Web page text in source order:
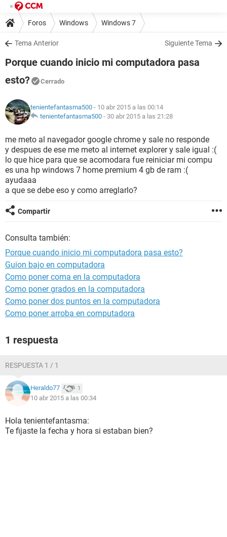
Foros Windows Windows 7
Tema Anterior Siguiente Tema
Porque cuando inicio mi computadora pasa
esto?
Cerrado
tenientefantasma500 - 10 abr 2015 a las 00:14
tenientefantasma500 - 30 abr 2015 a las 21:28
me meto al navegador google chrome y sale no responde
y despues de ese me meto al internet explorer y sale igual :(
lo que hice para que se acomodara fue reiniciar mi compu
es una hp windows 7 home premium 4 gb de ram :(
ayudaaa
a que se debe eso y como arreglarlo?
Compartir
Consulta también:
Porque cuando inicio mi computadora pasa esto?
Guion bajo en computadora
Como poner coma en la computadora
Como poner grados en la computadora
Como poner dos puntos en la computadora
Como poner arroba en computadora
1 respuesta
RESPUESTA 1 / 1
Heraldo77 1
10 abr 2015 a las 00:34
Hola tenientefantasma:
Te fijaste la fecha y hora si estaban bien?